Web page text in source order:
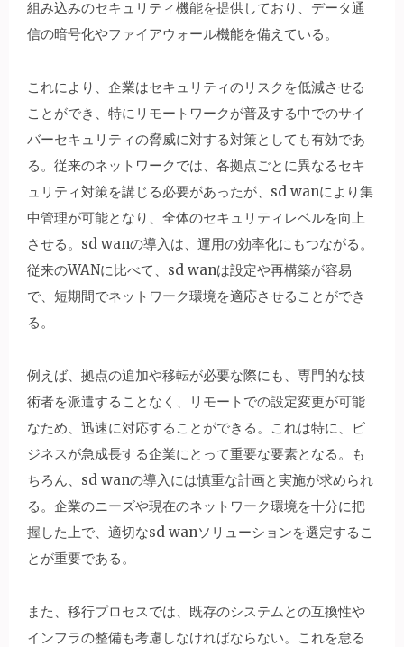
組み込みのセキュリティ機能を提供しており、データ通
信の暗号化やファイアウォール機能を備えている。
これにより、企業はセキュリティのリスクを低減させる
ことができ、特にリモートワークが普及する中でのサイ
バーセキュリティの脅威に対する対策としても有効であ
る。従来のネットワークでは、各拠点ごとに異なるセキ
ュリティ対策を講じる必要があったが、sd wanにより集
中管理が可能となり、全体のセキュリティレベルを向上
させる。sd wanの導入は、運用の効率化にもつながる。
従来のWANに比べて、sd wanは設定や再構築が容易
で、短期間でネットワーク環境を適応させることができ
る。
例えば、拠点の追加や移転が必要な際にも、専門的な技
術者を派遣することなく、リモートでの設定変更が可能
なため、迅速に対応することができる。これは特に、ビ
ジネスが急成長する企業にとって重要な要素となる。も
ちろん、sd wanの導入には慎重な計画と実施が求められ
る。企業のニーズや現在のネットワーク環境を十分に把
握した上で、適切なsd wanソリューションを選定するこ
とが重要である。
また、移行プロセスでは、既存のシステムとの互換性や
インフラの整備も考慮しなければならない。これを怠る